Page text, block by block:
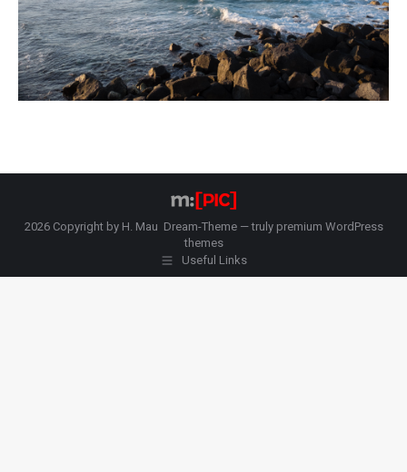
2026 Copyright by H. Mau Dream-Theme — truly premium WordPress
themes
Useful Links